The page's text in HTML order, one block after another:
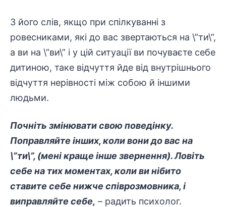
З його слів, якщо при спілкуванні з
ровесниками, які до вас звертаються на \”ти\”,
а ви на \”ви\” і у цій ситуації ви почуваєте себе
дитиною, таке відчуття йде від внутрішнього
відчуття нерівності між собою й іншими
людьми.
Почніть змінювати свою поведінку.
Поправляйте інших, коли вони до вас на
\”ти\”, (мені краще інше звернення). Ловіть
себе на тих моментах, коли ви нібито
ставите себе нижче співрозмовника, і
виправляйте себе, – радить психолог.